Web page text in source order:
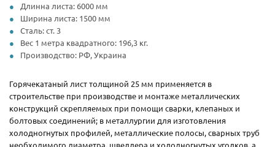
Длинна листа: 6000 мм
Ширина листа: 1500 мм
Сталь: ст. 3
Вес 1 метра квадратного: 196,3 кг.
Производство: РФ, Украина
Горячекатаный лист толщиной 25 мм применяется в
строительстве при производстве и монтаже металлических
конструкций скрепляемых при помощи сварки, клепаных и
болтовых соединений; в металлургии для изготовления
холодногнутых профилей, металлические полосы, сварных труб
необходимого диаметра, швеллера и холодногнутых уголков, а